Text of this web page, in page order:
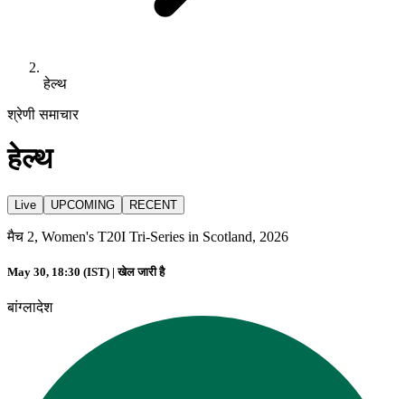
हेल्थ
श्रेणी समाचार
हेल्थ
Live UPCOMING RECENT
मैच 2, Women's T20I Tri-Series in Scotland, 2026
May 30, 18:30 (IST) |खेल जारी है
बांग्लादेश